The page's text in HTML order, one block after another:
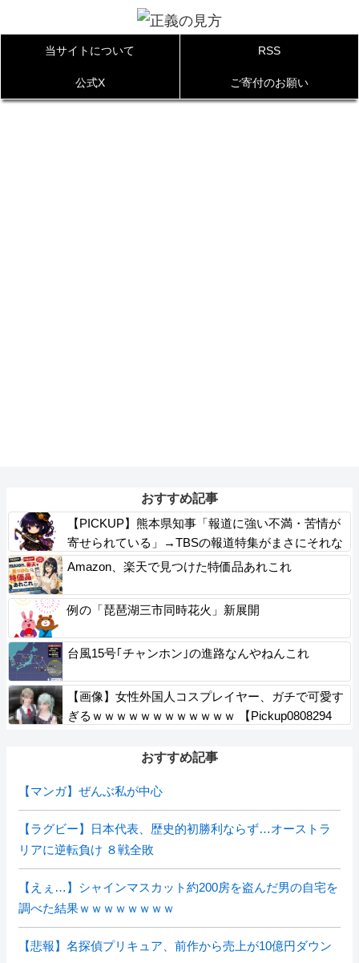
当サイトについて RSS
公式X ご寄付のお願い
おすすめ記事
【PICKUP】熊本県知事「報道に強い不満・苦情が
寄せられている」→TBSの報道特集がまさにそれな
件
Amazon、楽天で見つけた特価品あれこれ
例の「琵琶湖三市同時花火」新展開
台風15号｢チャンホン｣の進路なんやねんこれ
【画像】女性外国人コスプレイヤー、ガチで可愛す
ぎるｗｗｗｗｗｗｗｗｗｗｗｗ 【Pickup0808294
おすすめ記事
【マンガ】ぜんぶ私が中心
【ラグビー】日本代表、歴史的初勝利ならず…オーストラ
リアに逆転負け ８戦全敗
【えぇ…】シャインマスカット約200房を盗んだ男の自宅を
調べた結果ｗｗｗｗｗｗｗｗ
【悲報】名探偵プリキュア、前作から売上が10億円ダウン